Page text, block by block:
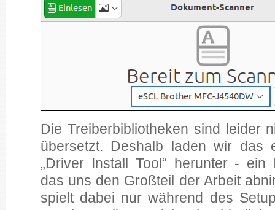
Die Trei­ber­bi­blio­the­ken sind lei­der
über­setzt. Des­halb la­den wir das
„Dri­ver In­stall Tool“ her­un­ter - ein
das uns den Groß­teil der Ar­beit
spielt da­bei nur wäh­rend des